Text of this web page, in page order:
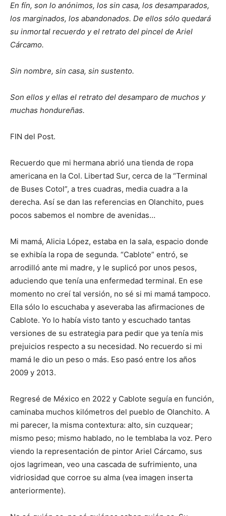
En fín, son lo anónimos, los sin casa, los desamparados,
los marginados, los abandonados. De ellos sólo quedará
su inmortal recuerdo y el retrato del pincel de Ariel
Cárcamo.
Sin nombre, sin casa, sin sustento.
Son ellos y ellas el retrato del desamparo de muchos y
muchas hondureñas.
FIN del Post.
Recuerdo que mi hermana abrió una tienda de ropa
americana en la Col. Libertad Sur, cerca de la “Terminal
de Buses Cotol”, a tres cuadras, media cuadra a la
derecha. Así se dan las referencias en Olanchito, pues
pocos sabemos el nombre de avenidas…
Mi mamá, Alicia López, estaba en la sala, espacio donde
se exhibía la ropa de segunda. “Cablote” entró, se
arrodilló ante mi madre, y le suplicó por unos pesos,
aduciendo que tenía una enfermedad terminal. En ese
momento no creí tal versión, no sé si mi mamá tampoco.
Ella sólo lo escuchaba y aseveraba las afirmaciones de
Cablote. Yo lo había visto tanto y escuchado tantas
versiones de su estrategia para pedir que ya tenía mis
prejuicios respecto a su necesidad. No recuerdo si mi
mamá le dio un peso o más. Eso pasó entre los años
2009 y 2013.
Regresé de México en 2022 y Cablote seguía en función,
caminaba muchos kilómetros del pueblo de Olanchito. A
mi parecer, la misma contextura: alto, sin cuzquear;
mismo peso; mismo hablado, no le temblaba la voz. Pero
viendo la representación de pintor Ariel Cárcamo, sus
ojos lagrimean, veo una cascada de sufrimiento, una
vidriosidad que corroe su alma (vea imagen inserta
anteriormente).